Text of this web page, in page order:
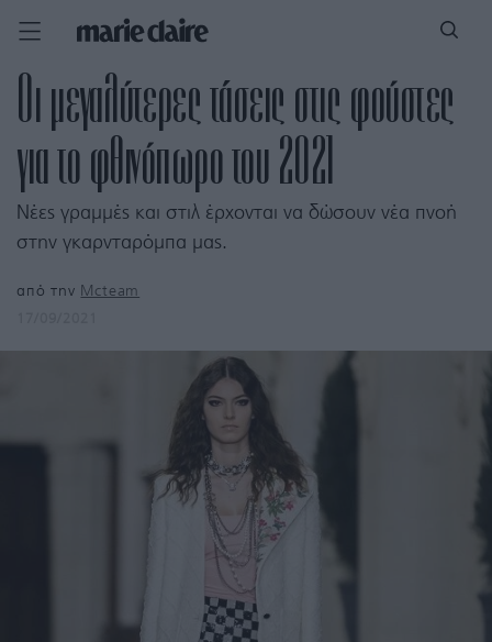
Oι μεγαλύτερες τάσεις στις φούστες
για το φθινόπωρο του 2021
Νέες γραμμές και στιλ έρχονται να δώσουν νέα πνοή
στην γκαρνταρόμπα μας.
από την Mcteam